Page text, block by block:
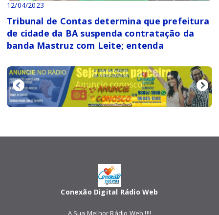
12/04/2023
Tribunal de Contas determina que prefeitura
de cidade da BA suspenda contratação da
banda Mastruz com Leite; entenda
Conexão Digital Rádio Web
A Sua Melhor Rádio Web !!!!